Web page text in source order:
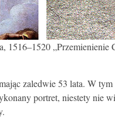
1516–1520 „Przemienienie
zaledwie 53 lata. W
portret, niestety nie